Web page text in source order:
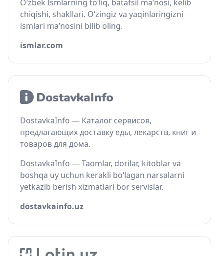
O‘zbek Ismlarning to‘liq, batafsil ma’nosi, kelib
chiqishi, shakllari. O‘zingiz va yaqinlaringizni
ismlari ma’nosini bilib oling.
ismlar.com
DostavkaInfo — Каталог сервисов,
предлагающих доставку еды, лекарств, книг и
товаров для дома.
DostavkaInfo — Taomlar, dorilar, kitoblar va
boshqa uy uchun kerakli bo‘lagan narsalarni
yetkazib berish xizmatlari bor servislar.
dostavkainfo.uz